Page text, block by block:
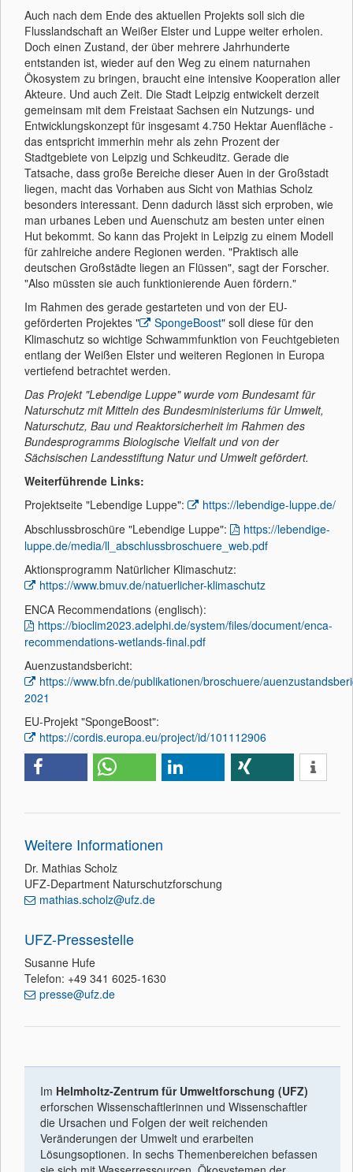
Auch nach dem Ende des aktuellen Projekts soll sich die
Flusslandschaft an Weißer Elster und Luppe weiter erholen.
Doch einen Zustand, der über mehrere Jahrhunderte
entstanden ist, wieder auf den Weg zu einem naturnahen
Ökosystem zu bringen, braucht eine intensive Kooperation aller
Akteure. Und auch Zeit. Die Stadt Leipzig entwickelt derzeit
gemeinsam mit dem Freistaat Sachsen ein Nutzungs- und
Entwicklungskonzept für insgesamt 4.750 Hektar Auenfläche -
das entspricht immerhin mehr als zehn Prozent der
Stadtgebiete von Leipzig und Schkeuditz. Gerade die
Tatsache, dass große Bereiche dieser Auen in der Großstadt
liegen, macht das Vorhaben aus Sicht von Mathias Scholz
besonders interessant. Denn dadurch lässt sich erproben, wie
man urbanes Leben und Auenschutz am besten unter einen
Hut bekommt. So kann das Projekt in Leipzig zu einem Modell
für zahlreiche andere Regionen werden. "Praktisch alle
deutschen Großstädte liegen an Flüssen", sagt der Forscher.
"Also müssten sie auch funktionierende Auen fördern."
Im Rahmen des gerade gestarteten und von der EU-
geförderten Projektes "
SpongeBoost" soll diese für den
Klimaschutz so wichtige Schwammfunktion von Feuchtgebieten
entlang der Weißen Elster und weiteren Regionen in Europa
vertiefend betrachtet werden.
Das Projekt "Lebendige Luppe" wurde vom Bundesamt für
Naturschutz mit Mitteln des Bundesministeriums für Umwelt,
Naturschutz, Bau und Reaktorsicherheit im Rahmen des
Bundesprogramms Biologische Vielfalt und von der
Sächsischen Landesstiftung Natur und Umwelt gefördert.
Weiterführende Links:
Projektseite "Lebendige Luppe":
https://lebendige-luppe.de/
Abschlussbroschüre "Lebendige Luppe":
https://lebendige-
luppe.de/media/ll_abschlussbroschuere_web.pdf
Aktionsprogramm Natürlicher Klimaschutz:
https://www.bmuv.de/natuerlicher-klimaschutz
ENCA Recommendations (englisch):
https://bioclim2023.adelphi.de/system/files/document/enca-
recommendations-wetlands-final.pdf
Auenzustandsbericht:
https://www.bfn.de/publikationen/broschuere/
2021
EU-Projekt "SpongeBoost":
https://cordis.europa.eu/project/id/101112906
Weitere Informationen
Dr. Mathias Scholz
UFZ-Department Naturschutzforschung
mathias.scholz@ufz.de
UFZ-Pressestelle
Susanne Hufe
Telefon: +49 341 6025-1630
presse@ufz.de
Im Helmholtz-Zentrum für Umweltforschung (UFZ)
erforschen Wissenschaftlerinnen und Wissenschaftler
die Ursachen und Folgen der weit reichenden
Veränderungen der Umwelt und erarbeiten
Lösungsoptionen. In sechs Themenbereichen befassen